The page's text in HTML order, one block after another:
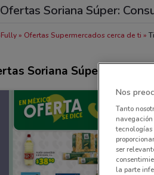
Soriana Súper:
Ofertas Supermercados cerca de ti
Soriana Súper
Nos
Tanto
navegación
tecnologías
ser
la parte